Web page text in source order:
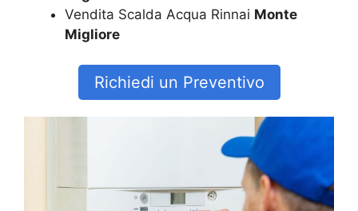
Vendita Scalda Acqua Rinnai Monte
Migliore
Richiedi un Preventivo